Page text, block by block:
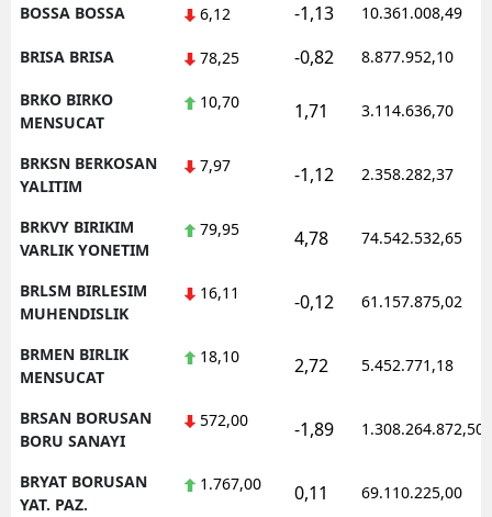
BOSSA BOSSA 6,12 -1,13 10.361.008,49
BRISA BRISA 78,25 -0,82 8.877.952,10
BRKO BIRKO
MENSUCAT
10,70 1,71 3.114.636,70
BRKSN BERKOSAN
YALITIM
7,97 -1,12 2.358.282,37
BRKVY BIRIKIM
VARLIK YONETIM
79,95 4,78 74.542.532,65
BRLSM BIRLESIM
MUHENDISLIK
16,11 -0,12 61.157.875,02
BRMEN BIRLIK
MENSUCAT
18,10 2,72 5.452.771,18
BRSAN BORUSAN
BORU SANAYI
572,00 -1,89 1.308.264.872,50
BRYAT BORUSAN
YAT. PAZ.
1.767,00 0,11 69.110.225,00